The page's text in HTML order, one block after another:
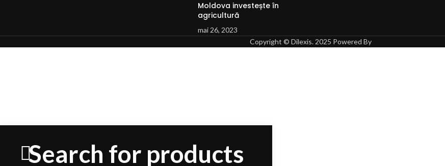
Moldova investește în
agricultură
mai 26, 2023
Copyright © Dilexis. 2025 Powered By